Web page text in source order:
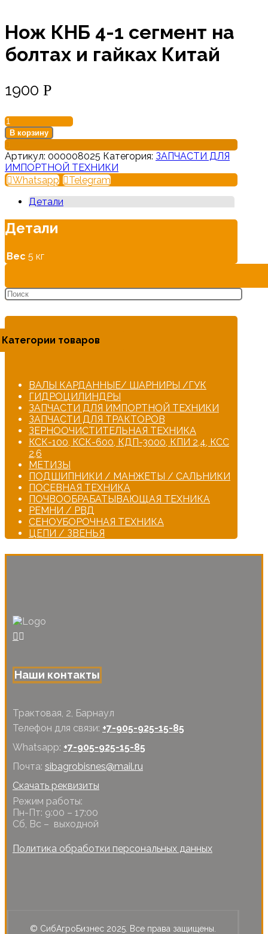
Нож КНБ 4-1 сегмент на
болтах и гайках Китай
1900 Р
В корзину
Артикул: 000008025 Категория: ЗАПЧАСТИ ДЛЯ
ИМПОРТНОЙ ТЕХНИКИ
Whatsapp
Telegram
Детали
Детали
Вес 5 кг
Категории товаров
ВАЛЫ КАРДАННЫЕ/ ШАРНИРЫ /ГУК
ГИДРОЦИЛИНДРЫ
ЗАПЧАСТИ ДЛЯ ИМПОРТНОЙ ТЕХНИКИ
ЗАПЧАСТИ ДЛЯ ТРАКТОРОВ
ЗЕРНООЧИСТИТЕЛЬНАЯ ТЕХНИКА
КСК-100, КСК-600, КДП-3000, КПИ 2,4, КСС
2,6
МЕТИЗЫ
ПОДШИПНИКИ / МАНЖЕТЫ / САЛЬНИКИ
ПОСЕВНАЯ ТЕХНИКА
ПОЧВООБРАБАТЫВАЮЩАЯ ТЕХНИКА
РЕМНИ / РВД
СЕНОУБОРОЧНАЯ ТЕХНИКА
ЦЕПИ / ЗВЕНЬЯ
Наши контакты
Трактовая, 2, Барнаул
Телефон для связи: +7-905-925-15-85
Whatsapp: +7-905-925-15-85
Почта: sibagrobisnes@mail.ru
Скачать реквизиты
Режим работы:
Пн-Пт: 9:00 – 17:00
Сб, Вс – выходной
Политика обработки персональных данных
© СибАгроБизнес 2025. Все права защищены.